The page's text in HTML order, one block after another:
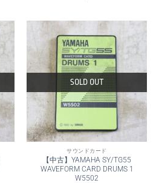
SOLD OUT
サウンドカード
【中古】YAMAHA SY/TG55
WAVEFORM CARD DRUMS 1
W5502